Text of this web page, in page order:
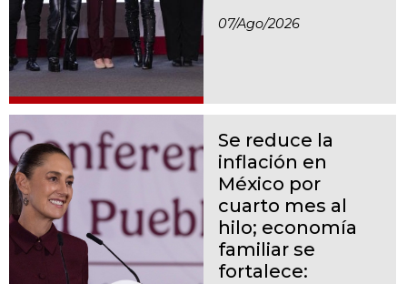
07/ago/2026
Se reduce la
inflación en
México por
cuarto mes al
hilo; economía
familiar se
fortalece: